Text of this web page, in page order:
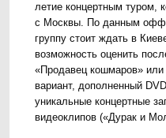
летие концертным туром,
с Москвы. По данным
группу стоит ждать в
возможность оценить
«Продавец кошмаров»
вариант, дополненный
уникальные концертные
видеоклипов («Дурак и